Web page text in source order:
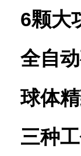
6颗大
全自动
球体
三种